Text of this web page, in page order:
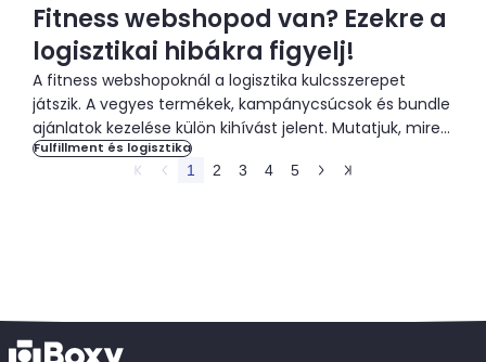
Fitness webshopod van? Ezekre a
logisztikai hibákra figyelj!
A fitness webshopoknál a logisztika kulcsszerepet
játszik. A vegyes termékek, kampánycsúcsok és bundle
ajánlatok kezelése külön kihívást jelent. Mutatjuk, mire
figyelj.
Fulfillment és logisztika
1
2 3 4 5